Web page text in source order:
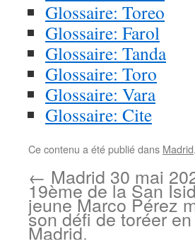
Glossaire: Toreo
Glossaire: Farol
Glossaire: Tanda
Glossaire: Toro
Glossaire: Vara
Glossaire: Cite
Ce contenu a été publié dans Madrid
← Madrid 30 mai
19ème de la San
jeune Marco Pérez
son défi de toréer
Madrid.